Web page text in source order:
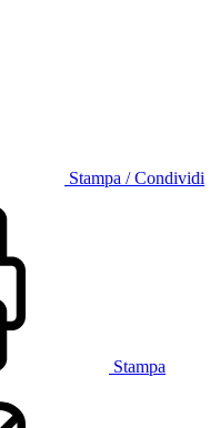
Stampa / Condividi
Stampa